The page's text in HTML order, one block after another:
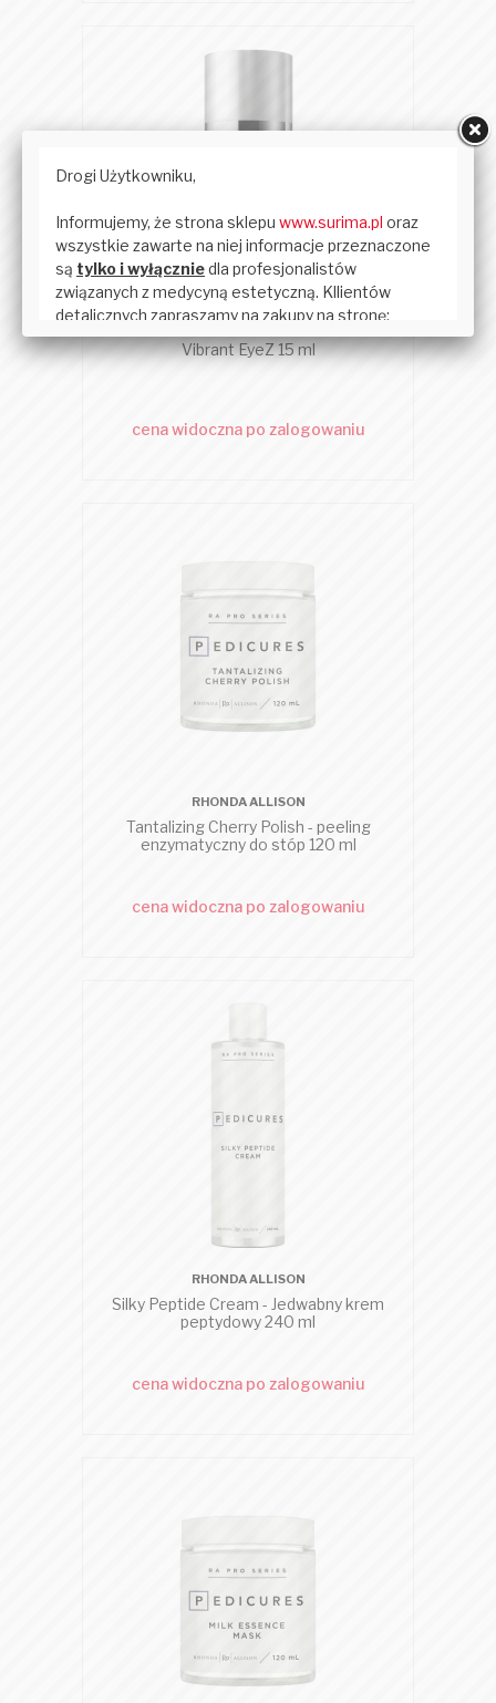
RHONDA ALLISON
Vibrant EyeZ 15 ml
cena widoczna po zalogowaniu
RHONDA ALLISON
Tantalizing Cherry Polish - peeling
enzymatyczny do stóp 120 ml
cena widoczna po zalogowaniu
RHONDA ALLISON
Silky Peptide Cream - Jedwabny krem
peptydowy 240 ml
cena widoczna po zalogowaniu